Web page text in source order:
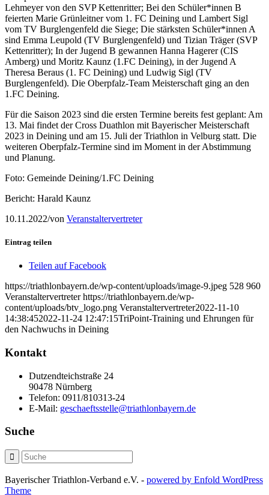
Lehmeyer von den SVP Kettenritter; Bei den Schüler*innen B
feierten Marie Grünleitner vom 1. FC Deining und Lambert Sigl
vom TV Burglengenfeld die Siege; Die stärksten Schüler*innen A
sind Emma Leupold (TV Burglengenfeld) und Tizian Träger (SVP
Kettenritter); In der Jugend B gewannen Hanna Hagerer (CIS
Amberg) und Moritz Kaunz (1.FC Deining), in der Jugend A
Theresa Beraus (1. FC Deining) und Ludwig Sigl (TV
Burglengenfeld). Die Oberpfalz-Team Meisterschaft ging an den
1.FC Deining.
Für die Saison 2023 sind die ersten Termine bereits fest geplant: Am
13. Mai findet der Cross Duathlon mit Bayerischer Meisterschaft
2023 in Deining und am 15. Juli der Triathlon in Velburg statt. Die
weiteren Oberpfalz-Termine sind im Moment in der Abstimmung
und Planung.
Foto: Gemeinde Deining/1.FC Deining
Bericht: Harald Kaunz
10.11.2022/von Veranstaltervertreter
Eintrag teilen
Teilen auf Facebook
https://triathlonbayern.de/wp-content/uploads/image-9.jpeg 528 960
Veranstaltervertreter https://triathlonbayern.de/wp-
content/uploads/btv_logo.png Veranstaltervertreter2022-11-10
14:38:452022-11-24 12:47:15TriPoint-Training und Ehrungen für
den Nachwuchs in Deining
Kontakt
Dutzendteichstraße 24
90478 Nürnberg
Telefon: 0911/810313-24
E-Mail: geschaeftsstelle@triathlonbayern.de
Suche
Bayerischer Triathlon-Verband e.V. - powered by Enfold WordPress
Theme